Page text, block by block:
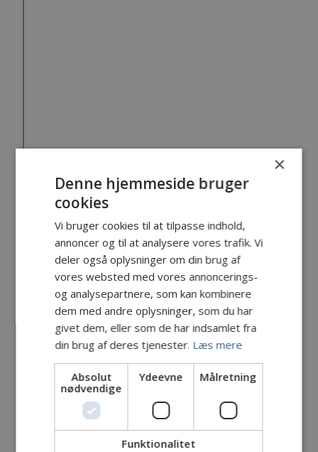
×
Denne hjemmeside bruger
cookies
Vi bruger cookies til at tilpasse indhold,
annoncer og til at analysere vores trafik. Vi
deler også oplysninger om din brug af
vores websted med vores annoncerings-
og analysepartnere, som kan kombinere
dem med andre oplysninger, som du har
givet dem, eller som de har indsamlet fra
din brug af deres tjenester. Læs mere
Absolut
nødvendige
Ydeevne Målretning
Funktionalitet